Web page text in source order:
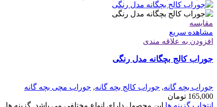
مقایسه
مشاهده سریع
افزودن به علاقه مندی
جوراب کالج بچگانه مدل رنگی
جوراب بچه گانه, جوراب کالج بچه گانه, جوراب مچی بچه گانه
165,000 تومان
انتخاب گزینه ها این محصول دارای انواع مختلفی می باشد. گزینه ها